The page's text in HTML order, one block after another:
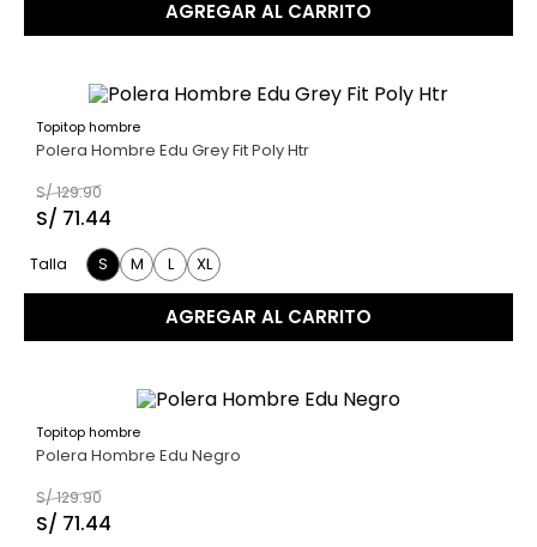
AGREGAR AL CARRITO
45 %
Topitop hombre
Polera Hombre Edu Grey Fit Poly Htr
S/129.90
S/ 71.44
Talla S M L XL
AGREGAR AL CARRITO
45 %
Topitop hombre
Polera Hombre Edu Negro
S/129.90
S/ 71.44